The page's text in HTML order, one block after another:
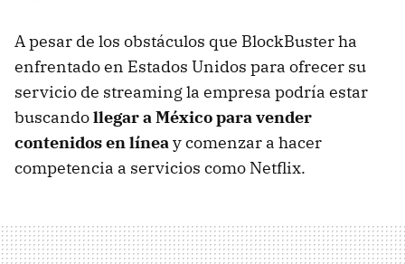
A pesar de los obstáculos que BlockBuster ha
enfrentado en Estados Unidos para ofrecer su
servicio de streaming la empresa podría estar
buscandollegar a México para vender
contenidos en líneay comenzar a hacer
competencia a servicios como Netflix.